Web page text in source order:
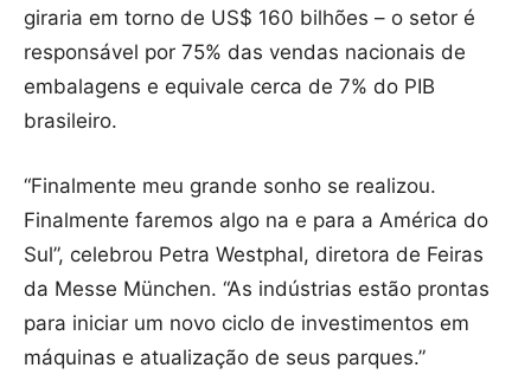
giraria em torno de US$ 160 bilhões – o setor é
responsável por 75% das vendas nacionais de
embalagens e equivale cerca de 7% do PIB
brasileiro.
“Finalmente meu grande sonho se realizou.
Finalmente faremos algo na e para a América do
Sul”, celebrou Petra Westphal, diretora de Feiras
da Messe München. “As indústrias estão prontas
para iniciar um novo ciclo de investimentos em
máquinas e atualização de seus parques.”